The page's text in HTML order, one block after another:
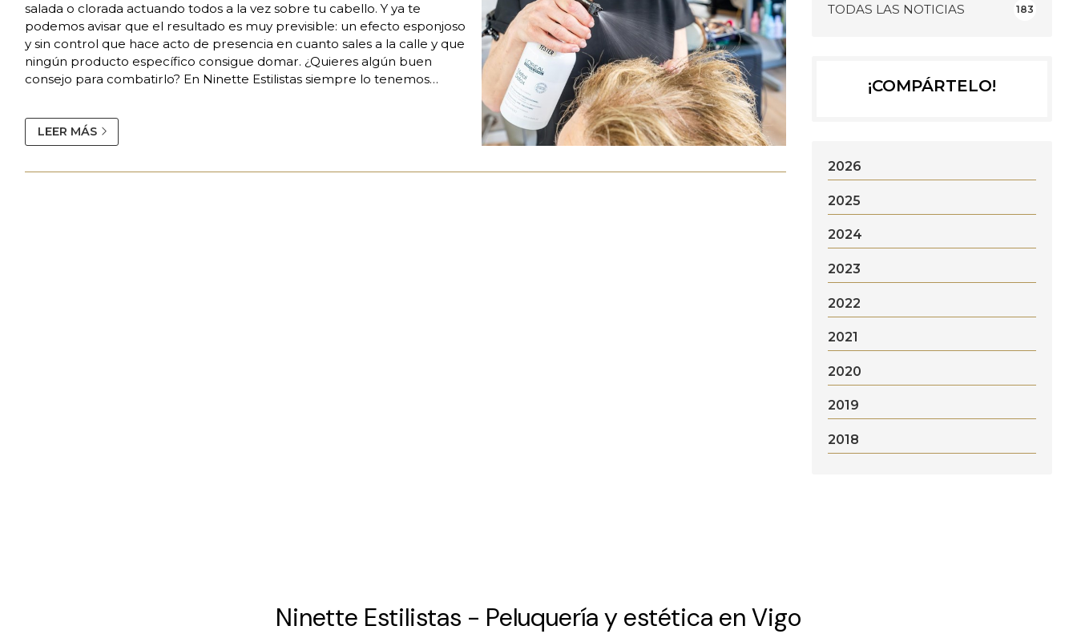
TODAS LAS NOTICIAS 183
salada o clorada actuando todos a la vez sobre tu cabello. Y ya te
podemos avisar que el resultado es muy previsible: un efecto esponjoso
y sin control que hace acto de presencia en cuanto sales a la calle y que
ningún producto específico consigue domar. ¿Quieres algún buen
consejo para combatirlo? En Ninette Estilistas siempre lo tenemos
productos adecuados Un cha...
LEER MÁS
¡COMPÁRTELO!
2026
2025
2024
2023
2022
2021
2020
2019
2018
Ninette Estilistas - Peluquería y estética en Vigo